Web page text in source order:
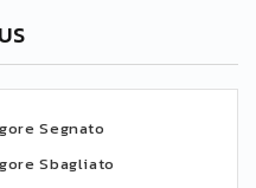
Segnato
Sbagliato